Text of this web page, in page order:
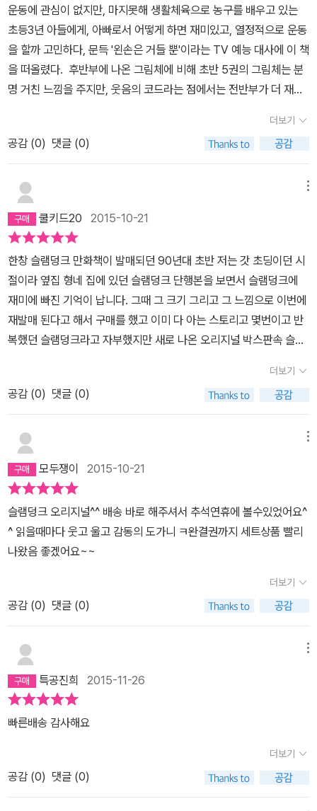
운동에 관심이 없지만, 마지못해 생활체육으로 농구를 배우고 있는
초등3년 아들에게, 아빠로서 어떻게 하면 재미있고, 열정적으로 운동
을 할까 고민하다, 문득 '왼손은 거들 뿐'이라는 TV 예능 대사에 이 책
을 떠올렸다. 후반부에 나온 그림체에 비해 초반 5권의 그림체는 분
명 거친 느낌을 주지만, 웃음의 코드라는 점에서는 전반부가 더 재미
만화를 읽고 있는지 가졌던 유치한 생각은 1권 읽고 나면 없어졌던 기
억들..... 그런데, 아직 내 아들이 읽기에는 그 시대의 사회적 풍경이
나 묘사과정이 좀 생경한것 같다. 왜 그리 폭력이 많이 나오는지, 필요
이상의 오버가 유머보다는 이상함으로 다가오는건 분명 내 아들이 아
직 어려서 일 것이다. 다음권을 사는 시기는 아마 꽤 오랜 시간이 흘
러서 일 것이다.
더보기
공감 (0) 댓글 (0)
쿨키드20 2015-10-21
한창 슬램덩크 만화책이 발매되던 90년대 초반 저는 갓 초딩이던 시
절이라 옆집 형네 집에 있던 슬램덩크 단행본을 보면서 슬램덩크에
재미에 빠진 기억이 납니다. 그때 그 크기 그리고 그 느낌으로 이번에
재발매 된다고 해서 구매를 했고 이미 다 아는 스토리고 몇번이고 반
복했던 슬램덩크라고 자부했지만 새로 나온 오리지널 박스판속 슬램
니다. 100퍼센트 대사나 이런건 그때 그 만화책 속과 같진 않고 지금
이 시대에 맞게 조금씩 바뀌긴 하였으나 전체적인 분위기는 90년 초
판과 비슷한것 같습니다. 강백호 17살 초등학교 시절 강백호는 무서
운 형 같았으나 이제는 강백호 보다 나이를 많이 먹은 지금 다시 유쾌
다 6개월간 우리는 농구맨으로 변신할 강백호를 만날 준비가 되어 있
습니다 ^^
더보기
공감 (0) 댓글 (0)
모두쟁이 2015-10-21
슬램덩크 오리지널^^ 배송 바로 해주셔서 추석연휴에 볼수있었어요^
^ 읽을때마다 웃고 울고 감동의 도가니 ㅋ완결권까지 세트상품 빨리
나왔음 좋겠어요~~
더보기
공감 (0) 댓글 (0)
특공진희 2015-11-26
빠른배송 감사해요
더보기
공감 (0) 댓글 (0)